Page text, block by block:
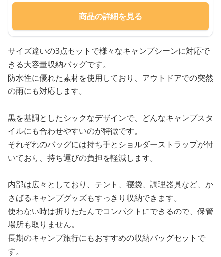
商品の詳細を見る
サイズ違いの3点セットで様々なキャンプシーンに対応で
きる大容量収納バッグです。
防水性に優れた素材を使用しており、アウトドアでの突然
の雨にも対応します。
黒を基調としたシックなデザインで、どんなキャンプスタ
イルにも合わせやすいのが特徴です。
それぞれのバッグには持ち手とショルダーストラップが付
いており、持ち運びの負担を軽減します。
内部は広々としており、テント、寝袋、調理器具など、か
さばるキャンプグッズもすっきり収納できます。
使わない時は折りたたんでコンパクトにできるので、保管
場所も取りません。
長期のキャンプ旅行にもおすすめの収納バッグセットで
す。